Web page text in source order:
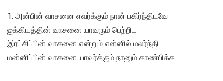
1. அன்பின் வாசனை எவர்க்கும் நான் பகிர்ந்திடவே
ஐக்கியத்தின் வாசனை யாவரும் பெற்றிட
இரட்சிப்பின் வாசனை என்றும் என்னில் மலர்ந்திட
மன்னிப்பின் வாசனை யாவர்க்கும் நானும் காண்பிக்க